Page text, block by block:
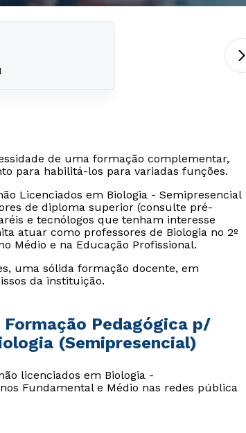
de uma formação complementar,
para habilitá-los para variadas funções.
Licenciados em Biologia - Semipresencial
de diploma superior (consulte pré-
e tecnólogos que tenham interesse
atuar como professores de Biologia no 2º
Médio e na Educação Profissional.
uma sólida formação docente, em
da instituição.
Pedagógica p/
(Semipresencial)
licenciados em Biologia -
Fundamental e Médio nas redes pública